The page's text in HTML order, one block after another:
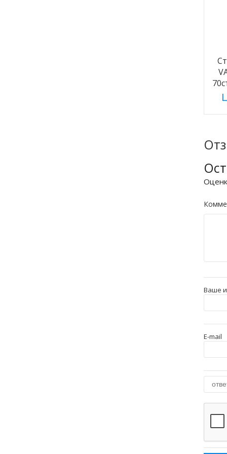
Ваше
E-mail